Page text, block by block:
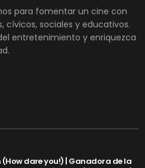
para fomentar un cine con
cívicos, sociales y educativos.
entretenimiento y enriquezca
dare you!) | Ganadora de la